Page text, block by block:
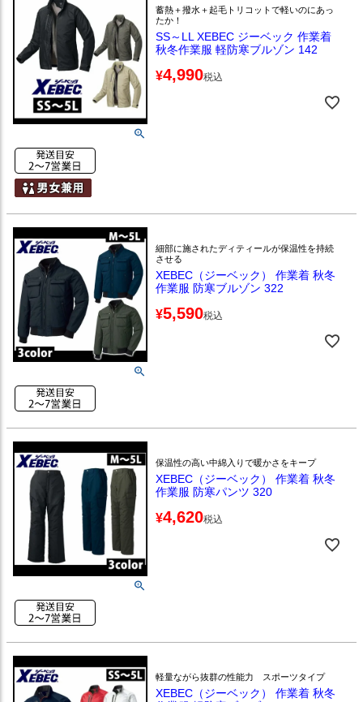
蓄熱＋撥水＋起毛トリコットで軽いのにあっ
たか！
SS～LL XEBEC ジーベック 作業着
秋冬作業服 軽防寒ブルゾン 142
¥4,990税込
細部に施されたディティールが保温性を持続
させる
XEBEC（ジーベック） 作業着 秋冬
作業服 防寒ブルゾン 322
¥5,590税込
保温性の高い中綿入りで暖かさをキープ
XEBEC（ジーベック） 作業着 秋冬
作業服 防寒パンツ 320
¥4,620税込
軽量ながら抜群の性能力 スポーツタイプ
XEBEC（ジーベック） 作業着 秋冬